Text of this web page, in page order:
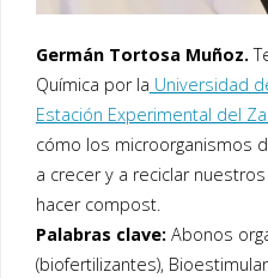
Germán Tortosa Muñoz.
Química por la Universidad
Estación Experimental del
cómo los microorganismos
a crecer y a reciclar
hacer compost.
Palabras clave:Abonos
(biofertilizantes),